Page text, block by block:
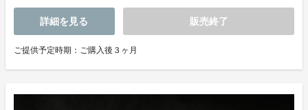
詳細を見る 販売終了
ご提供予定時期：ご購入後３ヶ月